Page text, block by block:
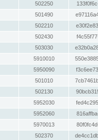
502250
501490
502210
502430
503030
5910010
5950090
501010
502130
5952030
5952060
5970013
502370